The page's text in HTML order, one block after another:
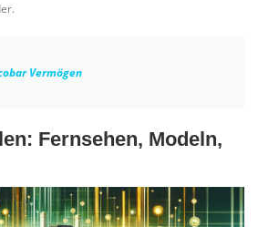
Vermögen
Fernsehen, Modeln,